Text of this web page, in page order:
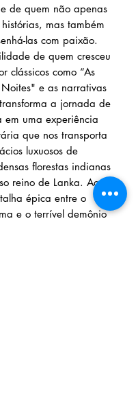
de quem não apenas
mas também
las com paixão.
de quem cresceu
clássicos como “As
e as narrativas
a jornada de
em uma experiência
que nos transporta
luxuosos de
florestas indianas
reino de Lanka. Ao
épica entre o
e o terrível demônio